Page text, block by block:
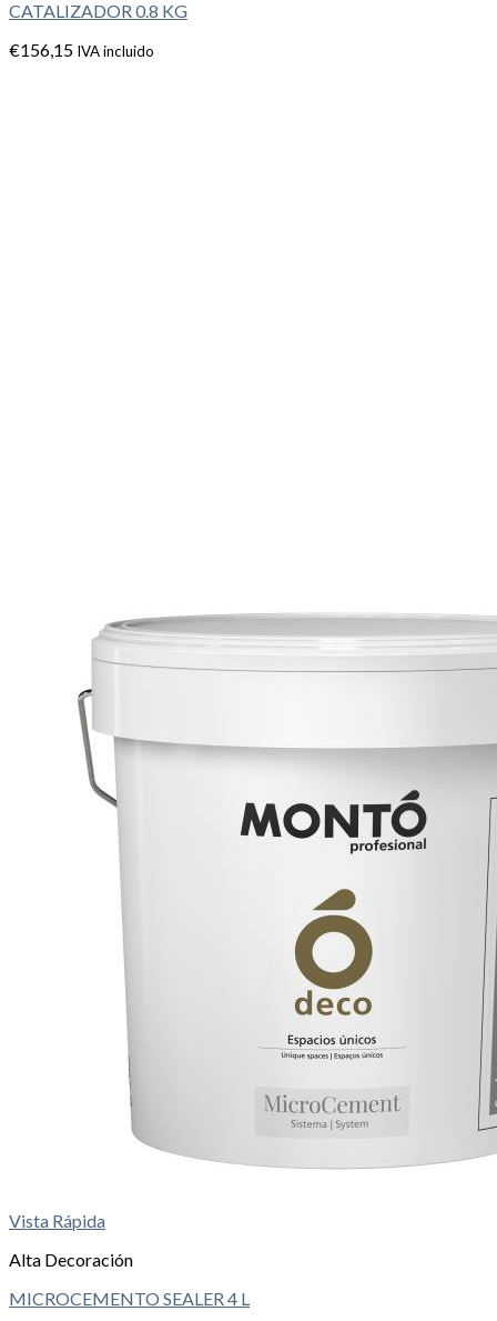
CATALIZADOR 0.8 KG
€156,15 IVA incluido
Vista Rápida
Alta Decoración
MICROCEMENTO SEALER 4 L